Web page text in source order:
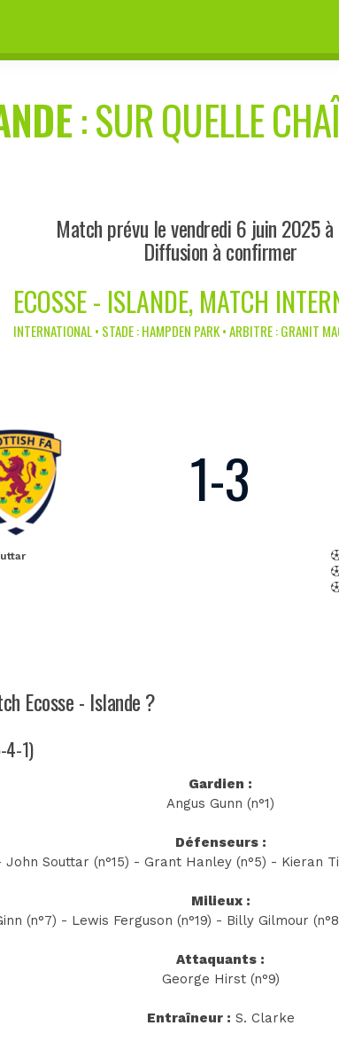
: SUR QUELLE
Match prévu le vendredi 6 juin 2025
Diffusion à confirmer
ECOSSE - ISLANDE, MATCH
INTERNATIONAL • STADE : HAMPDEN PARK • ARBITRE : GRANIT
1-3
Ecosse - Islande ?
4-1)
Gardien :
Angus Gunn (n°1)
Défenseurs :
John Souttar (n°15) - Grant Hanley (n°5) - Kieran
Milieux :
(n°7) - Lewis Ferguson (n°19) - Billy Gilmour
Attaquants :
George Hirst (n°9)
Entraîneur : S. Clarke